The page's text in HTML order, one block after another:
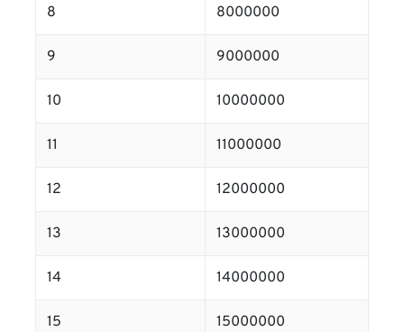
8 8000000
9 9000000
10 10000000
11 11000000
12 12000000
13 13000000
14 14000000
15 15000000